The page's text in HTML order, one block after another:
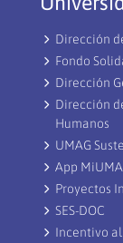
Dirección
Fondo
Dirección
Dirección
Humanos
UMAG
App
Proyectos
SES-DOC
Incentivo